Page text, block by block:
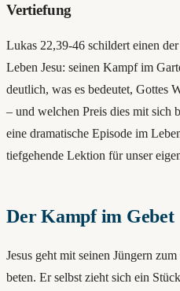
Vertiefung
Lukas 22,39-46 schildert einen
Leben Jesu: seinen Kampf im
deutlich, was es bedeutet, Gottes
– und welchen Preis dies mit sich
eine dramatische Episode im
tiefgehende Lektion für unser
Der Kampf im Gebet
Jesus geht mit seinen Jüngern
beten. Er selbst zieht sich ein